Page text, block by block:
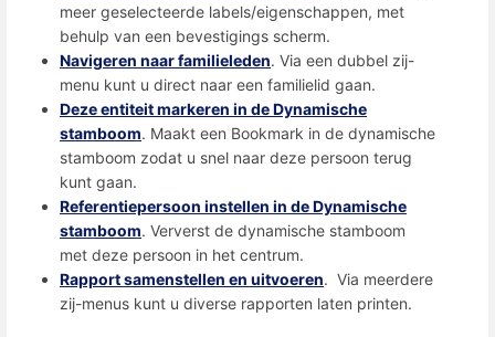
meer geselecteerde labels/eigenschappen, met
behulp van een bevestigings scherm.
Navigeren naar familieleden. Via een dubbel zij-
menu kunt u direct naar een familielid gaan.
Deze entiteit markeren in de Dynamische
stamboom. Maakt een Bookmark in de dynamische
stamboom zodat u snel naar deze persoon terug
kunt gaan.
Referentiepersoon instellen in de Dynamische
stamboom. Ververst de dynamische stamboom
met deze persoon in het centrum.
Rapport samenstellen en uitvoeren. Via meerdere
zij-menus kunt u diverse rapporten laten printen.